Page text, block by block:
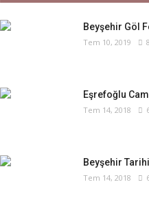
Beyşehir Göl
Tem 10, 2019
Eşrefoğlu
Tem 14, 2018
Beyşehir Tarihi
Tem 14, 2018